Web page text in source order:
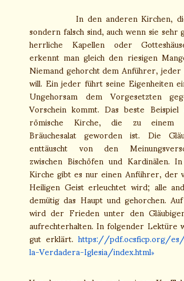
In den anderen Kirchen, die
sondern falsch sind, auch wenn sie
herrliche Kapellen oder
erkennt man gleich den riesigen
Niemand gehorcht dem Anführer,
will. Ein jeder führt seine Eigenheiten
Ungehorsam dem Vorgesetzten
Vorschein kommt. Das beste
römische Kirche, die zu einem
Bräuchesalat geworden ist. Die
enttäuscht von den
zwischen Bischöfen und Kardinälen.
Kirche gibt es nur einen Anführer, der
Heiligen Geist erleuchtet wird; alle
demütig das Haupt und gehorchen.
wird der Frieden unter den
aufrechterhalten. In folgender Lektüre
gut erklärt. https://pdf.ocsficp.org/
la-Verdadera-Iglesia/index.html